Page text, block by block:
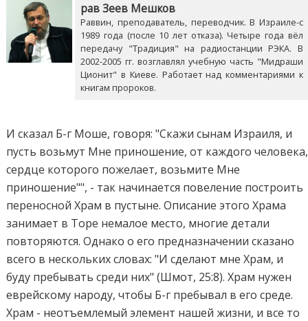
рав Зеев Мешков
Раввин, преподаватель, переводчик. В Израиле-с
1989 года (после 10 лет отказа). Четыре года вёл
передачу "Традиция" на радиостанции РЭКА. В
2002-2005 гг. возглавлял учебную часть "Мидраши
Ционит" в Киеве. Работает над комментариями к
книгам пророков.
И сказал Б-г Моше, говоря: "Скажи сынам Израиля, и
пусть возьмут Мне приношение, от каждого человека,
сердце которого пожелает, возьмите Мне
приношение"", - так начинается повеление построить
переносной Храм в пустыне. Описание этого Храма
занимает в Торе немалое место, многие детали
повторяются. Однако о его предназначении сказано
всего в нескольких словах: "И сделают мне Храм, и
буду пребывать среди них" (Шмот, 25:8). Храм нужен
еврейскому народу, чтобы Б-г пребывал в его среде.
Храм - неотъемлемый элемент нашей жизни, и все то